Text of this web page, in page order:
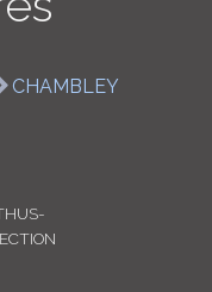
ENGLISH
CHAMBLEY